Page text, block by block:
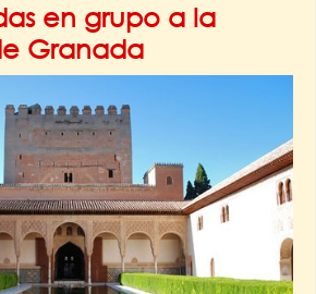
en grupo a la
Granada